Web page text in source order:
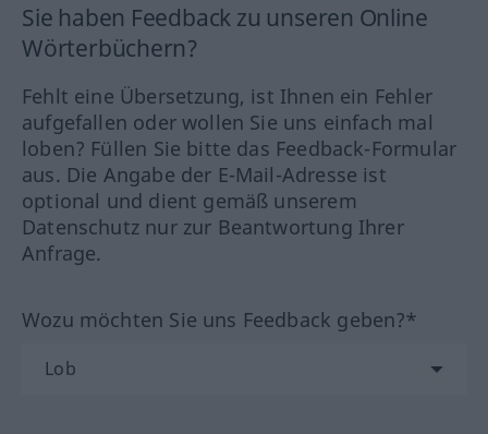
Sie haben Feedback zu unseren Online
Wörterbüchern?
Fehlt eine Übersetzung, ist Ihnen ein Fehler
aufgefallen oder wollen Sie uns einfach mal
loben? Füllen Sie bitte das Feedback-Formular
aus. Die Angabe der E-Mail-Adresse ist
optional und dient gemäß unserem
Datenschutz nur zur Beantwortung Ihrer
Anfrage.
Wozu möchten Sie uns Feedback geben?*